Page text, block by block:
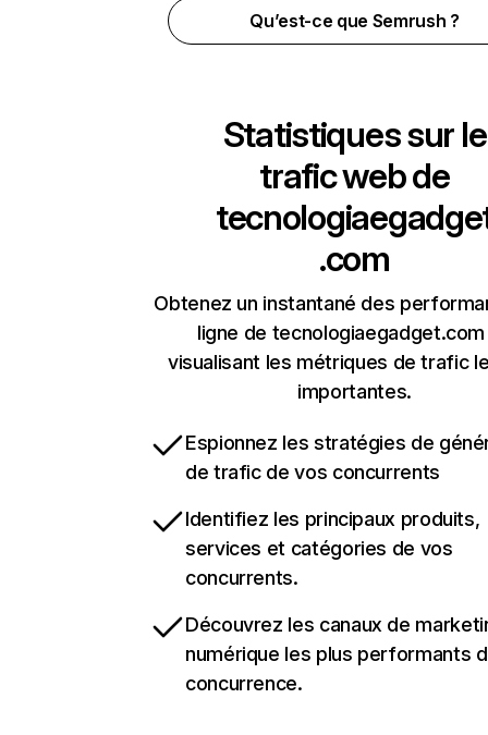
Qu’est-ce que Semrush ?
Statistiques sur le
trafic web de
.com
Obtenez un instantané des
ligne de
visualisant les métriques de trafic
importantes.
Espionnez les stratégies de
de trafic de vos concurrents
Identifiez les principaux produits,
services et catégories de vos
concurrents.
Découvrez les canaux de
numérique les plus performants
concurrence.